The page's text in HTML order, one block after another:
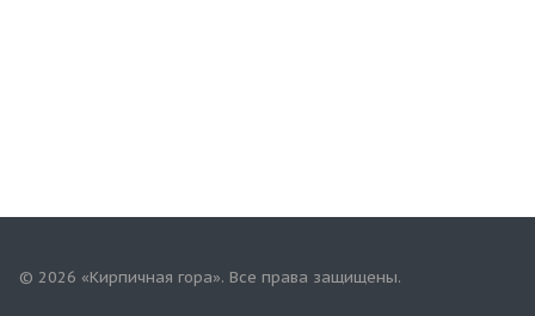
© 2026 «Кирпичная гора». Все права защищены.